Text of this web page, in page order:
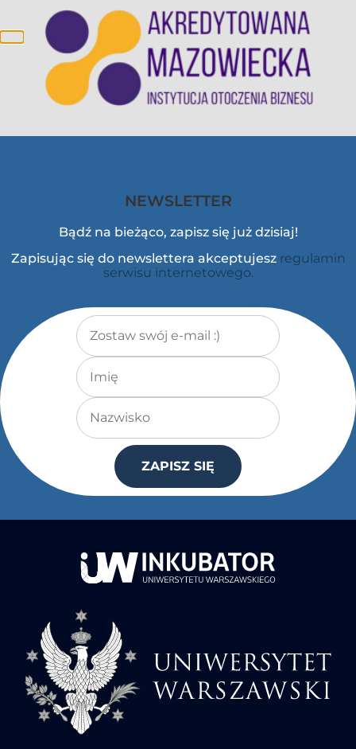
NEWSLETTER
Bądź na bieżąco, zapisz się już dzisiaj!
Zapisując się do newslettera akceptujesz regulamin
serwisu internetowego.
Adres e-mail*
Imię
Nazwisko
ZAPISZ SIĘ